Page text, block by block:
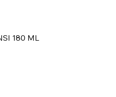
180 ML